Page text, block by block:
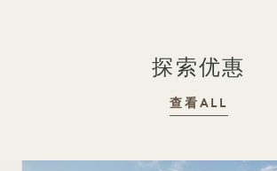
探索优惠
查看ALL